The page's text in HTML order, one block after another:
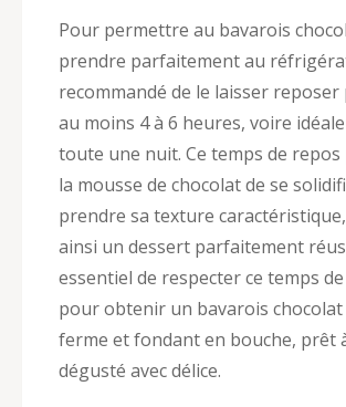
Pour permettre au bavarois
prendre parfaitement au
recommandé de le laisser
au moins 4 à 6 heures, voire
toute une nuit. Ce temps de repos
la mousse de chocolat de se
prendre sa texture
ainsi un dessert parfaitement
essentiel de respecter ce temps
pour obtenir un bavarois chocolat
ferme et fondant en bouche, prêt
dégusté avec délice.